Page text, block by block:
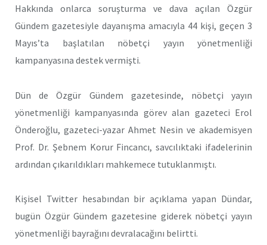
Hakkında onlarca soruşturma ve dava açılan Özgür
Gündem gazetesiyle dayanışma amacıyla 44 kişi, geçen 3
Mayıs’ta başlatılan nöbetçi yayın yönetmenliği
kampanyasına destek vermişti.
Dün de Özgür Gündem gazetesinde, nöbetçi yayın
yönetmenliği kampanyasında görev alan gazeteci Erol
Önderoğlu, gazeteci-yazar Ahmet Nesin ve akademisyen
Prof. Dr. Şebnem Korur Fincancı, savcılıktaki ifadelerinin
ardından çıkarıldıkları mahkemece tutuklanmıştı.
Kişisel Twitter hesabından bir açıklama yapan Dündar,
bugün Özgür Gündem gazetesine giderek nöbetçi yayın
yönetmenliği bayrağını devralacağını belirtti.